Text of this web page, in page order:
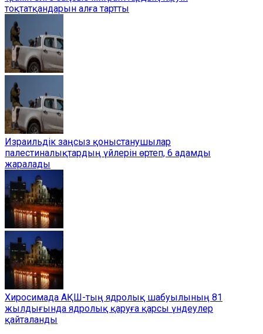
тоқтатқандарын алға тартты
Израильдік заңсыз қоныстанушылар
палестиналықтардың үйлерін өртеп, 6 адамды
жаралады
Хиросимада АҚШ-тың ядролық шабуылының 81
жылдығында ядролық қаруға қарсы үндеулер
қайталанды